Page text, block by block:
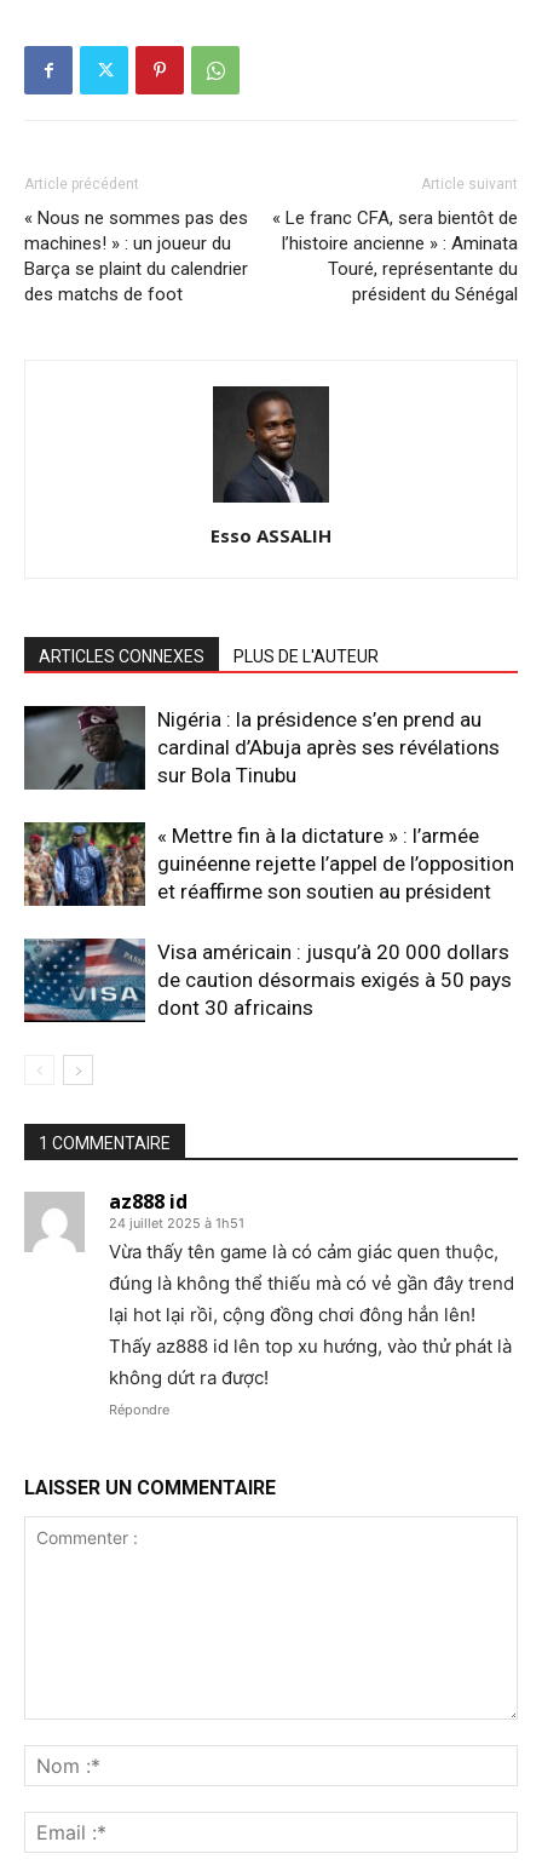
Article précédent
« Nous ne sommes pas des
machines! » : un joueur du
Barça se plaint du calendrier
des matchs de foot
Article suivant
« Le franc CFA, sera bientôt de
l’histoire ancienne » : Aminata
Touré, représentante du
président du Sénégal
Esso ASSALIH
ARTICLES CONNEXES PLUS DE L'AUTEUR
Nigéria : la présidence s’en prend au
cardinal d’Abuja après ses révélations
sur Bola Tinubu
« Mettre fin à la dictature » : l’armée
guinéenne rejette l’appel de l’opposition
et réaffirme son soutien au président
Visa américain : jusqu’à 20 000 dollars
de caution désormais exigés à 50 pays
dont 30 africains
1 COMMENTAIRE
az888 id
24 juillet 2025 à 1h51
Vừa thấy tên game là có cảm giác quen thuộc,
đúng là không thể thiếu mà có vẻ gần đây trend
lại hot lại rồi, cộng đồng chơi đông hẳn lên!
Thấy az888 id lên top xu hướng, vào thử phát là
không dứt ra được!
Répondre
LAISSER UN COMMENTAIRE